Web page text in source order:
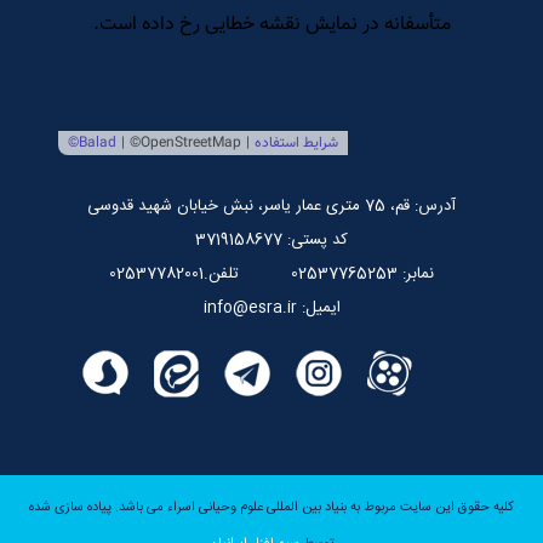
مرکز بین المللی نشر اسراء
آدرس: قم، 75 متری عمار یاسر، نبش خیابان شهید قدوسی
کد پستی: 3719158677
نمابر: 02537765253
تلفن.02537782001
ایمیل: info@esra.ir
کلیه حقوق این سایت مربوط به بنیاد بین المللی علوم وحیانی اسراء می باشد. پیاده سازی شده